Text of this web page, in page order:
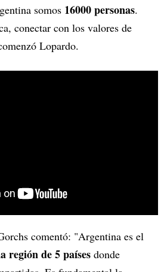
somos 16000 personas.
conectar con los valores de
Lopardo.
comentó: "Argentina es el
región de 5 países donde